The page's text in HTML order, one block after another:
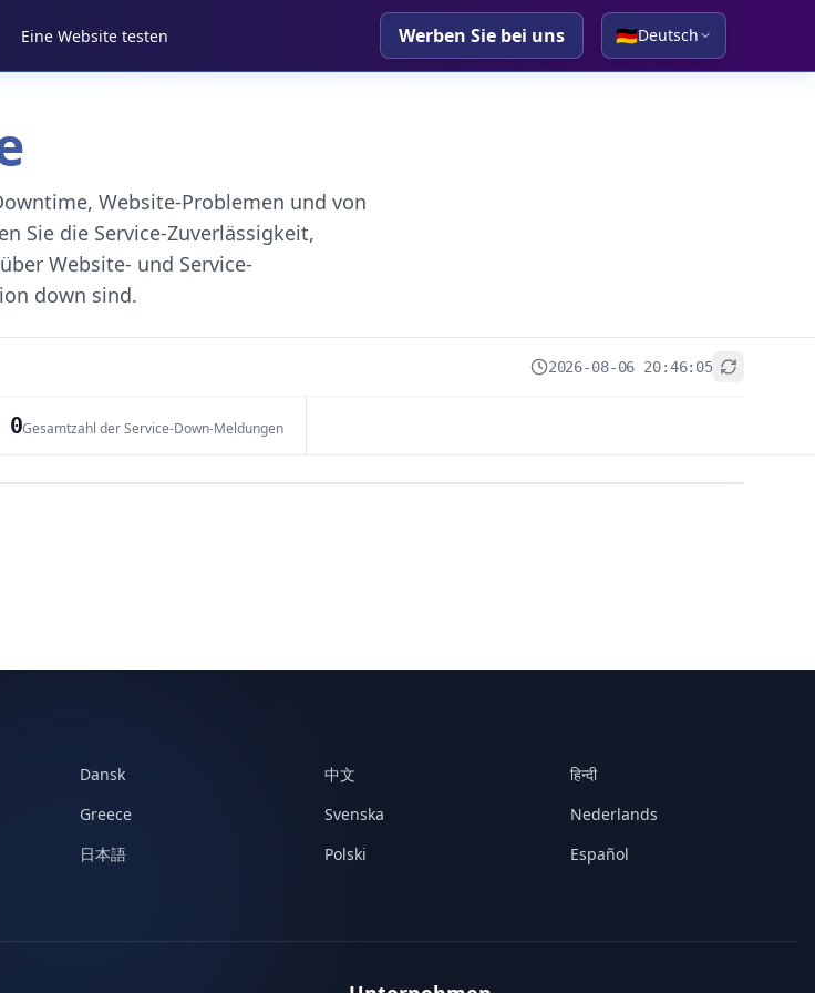
Eine Website testen Werben Sie bei uns 🇩🇪Deutsch
Website-Problemen und von
Sie die Service-Zuverlässigkeit,
Website- und Service-
down sind.
2026-08-06 20:46:05
0Gesamtzahl der Service-Down-Meldungen
Dansk 中文
हिन्दी
Greece Svenska
Nederlands
日本語 Polski
Español